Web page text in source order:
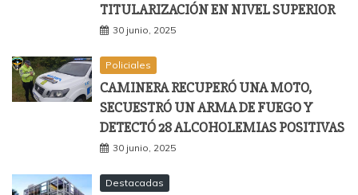
TITULARIZACIÓN EN NIVEL SUPERIOR
30 junio, 2025
Policiales
CAMINERA RECUPERÓ UNA MOTO,
SECUESTRÓ UN ARMA DE FUEGO Y
DETECTÓ 28 ALCOHOLEMIAS POSITIVAS
30 junio, 2025
Destacadas